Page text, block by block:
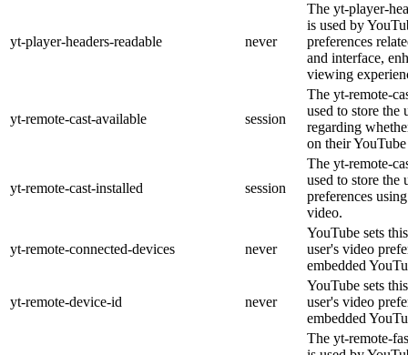
yt-player-headers-readable never
The yt-player-
is used by
preferences
and interface,
viewing
yt-remote-cast-available session
The yt-remote-
used to store the
regarding
on their
yt-remote-cast-installed session
The yt-remote-
used to store the
preferences
video.
yt-remote-connected-devices never
YouTube sets
user's video
embedded
yt-remote-device-id never
YouTube sets
user's video
embedded
The yt-remote-